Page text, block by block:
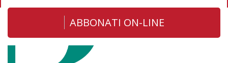
ABBONATI ON-LINE